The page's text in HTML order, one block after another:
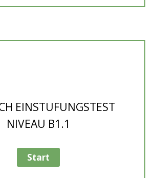
EINSTUFUNGSTEST
NIVEAU B1.1